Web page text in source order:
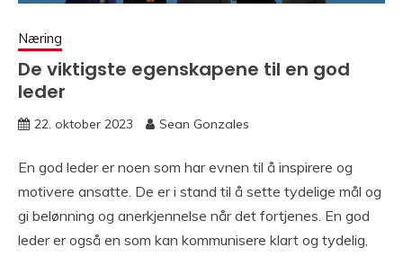
Næring
De viktigste egenskapene til en god
leder
22. oktober 2023 Sean Gonzales
En god leder er noen som har evnen til å inspirere og
motivere ansatte. De er i stand til å sette tydelige mål og
gi belønning og anerkjennelse når det fortjenes. En god
leder er også en som kan kommunisere klart og tydelig,